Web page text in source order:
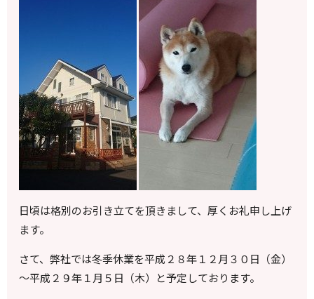
日頃は格別のお引き立てを頂きまして、厚くお礼申し上げ
ます。
さて、弊社では冬季休業を平成２８年１２月３０日（金）
～平成２９年１月５日（木）と予定しております。